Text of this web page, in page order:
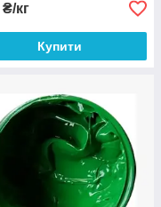
₴/кг
Купити